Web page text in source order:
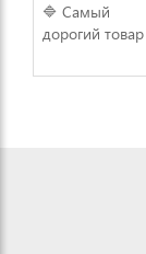
🔷 Самый
дорогий товар